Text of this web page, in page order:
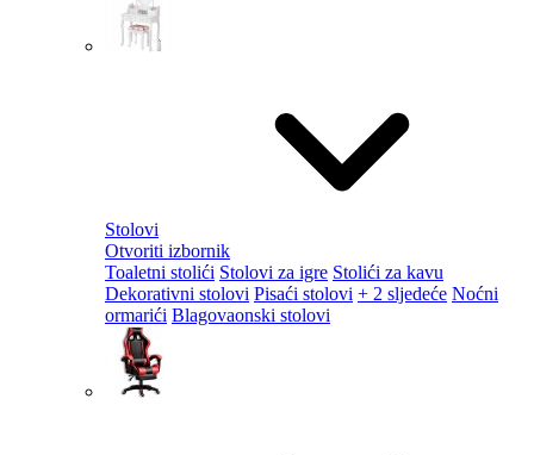
Stolovi
Otvoriti izbornik
Toaletni stolići Stolovi za igre Stolići za kavu
Dekorativni stolovi Pisaći stolovi + 2 sljedeće Noćni
ormarići Blagovaonski stolovi